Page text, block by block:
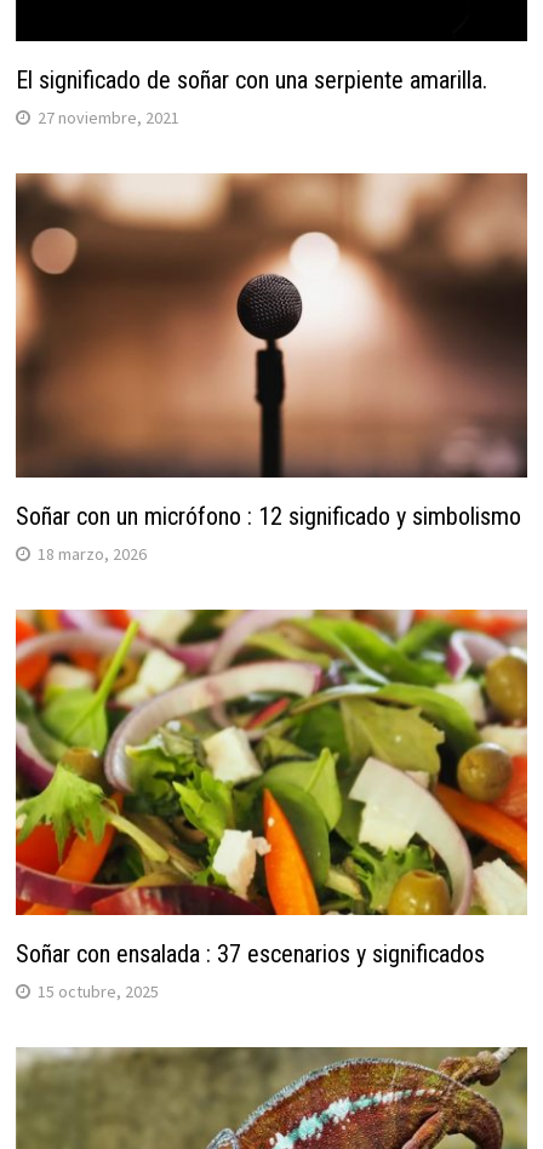
El significado de soñar con una serpiente amarilla.
27 noviembre, 2021
Soñar con un micrófono : 12 significado y simbolismo
18 marzo, 2026
Soñar con ensalada : 37 escenarios y significados
15 octubre, 2025